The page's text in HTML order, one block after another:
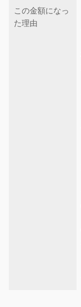
この金額になっ
た理由